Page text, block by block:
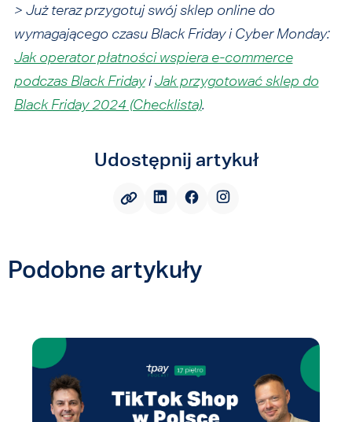
> Już teraz przygotuj swój sklep online do
wymagającego czasu Black Friday i Cyber Monday:
Jak operator płatności wspiera e-commerce
podczas Black FridayiJak przygotować sklep do
Black Friday 2024 (Checklista).
Udostępnij artykuł
Podobne artykuły